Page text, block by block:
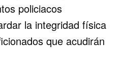
policiacos
la integridad física
que acudirán